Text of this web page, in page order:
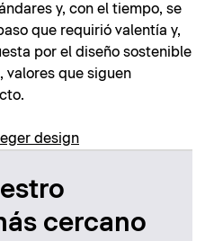
y, con el tiempo, se
que requirió valentía y,
por el diseño sostenible
valores que siguen
design
cercano